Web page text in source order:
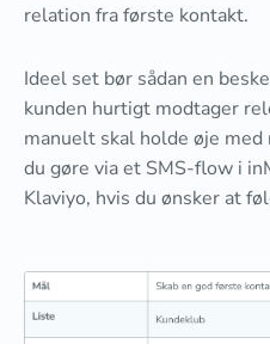
relation fra første kontakt.
Ideel set bør sådan en
kunden hurtigt modtager
manuelt skal holde øje
du gøre via et SMS-flow i
Klaviyo, hvis du ønsker at